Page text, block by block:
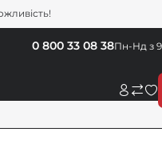
Пн-Нд з 9
0 800 33 08 38